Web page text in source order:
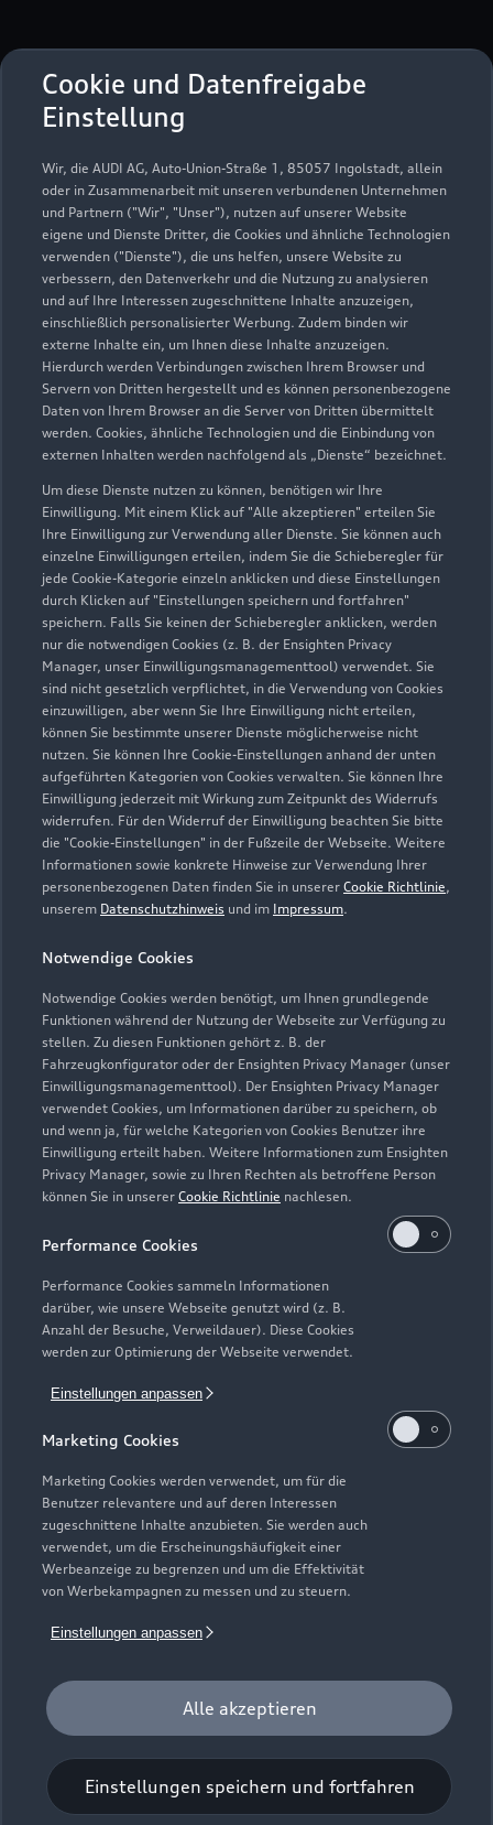
Cookie und Datenfreigabe
Einstellung
Wir, die AUDI AG, Auto-Union-Straße 1, 85057 Ingolstadt, allein
oder in Zusammenarbeit mit unseren verbundenen Unternehmen
und Partnern ("Wir", "Unser"), nutzen auf unserer Website
eigene und Dienste Dritter, die Cookies und ähnliche Technologien
verwenden ("Dienste"), die uns helfen, unsere Website zu
verbessern, den Datenverkehr und die Nutzung zu analysieren
und auf Ihre Interessen zugeschnittene Inhalte anzuzeigen,
einschließlich personalisierter Werbung. Zudem binden wir
externe Inhalte ein, um Ihnen diese Inhalte anzuzeigen.
Hierdurch werden Verbindungen zwischen Ihrem Browser und
Servern von Dritten hergestellt und es können personenbezogene
Daten von Ihrem Browser an die Server von Dritten übermittelt
werden. Cookies, ähnliche Technologien und die Einbindung von
externen Inhalten werden nachfolgend als „Dienste“ bezeichnet.
Um diese Dienste nutzen zu können, benötigen wir Ihre
Einwilligung. Mit einem Klick auf "Alle akzeptieren" erteilen Sie
Ihre Einwilligung zur Verwendung aller Dienste. Sie können auch
einzelne Einwilligungen erteilen, indem Sie die Schieberegler für
jede Cookie-Kategorie einzeln anklicken und diese Einstellungen
durch Klicken auf "Einstellungen speichern und fortfahren"
speichern. Falls Sie keinen der Schieberegler anklicken, werden
nur die notwendigen Cookies (z. B. der Ensighten Privacy
Manager, unser Einwilligungsmanagementtool) verwendet. Sie
sind nicht gesetzlich verpflichtet, in die Verwendung von Cookies
einzuwilligen, aber wenn Sie Ihre Einwilligung nicht erteilen,
können Sie bestimmte unserer Dienste möglicherweise nicht
nutzen. Sie können Ihre Cookie-Einstellungen anhand der unten
aufgeführten Kategorien von Cookies verwalten. Sie können Ihre
Einwilligung jederzeit mit Wirkung zum Zeitpunkt des Widerrufs
widerrufen. Für den Widerruf der Einwilligung beachten Sie bitte
die "Cookie-Einstellungen" in der Fußzeile der Webseite. Weitere
Informationen sowie konkrete Hinweise zur Verwendung Ihrer
personenbezogenen Daten finden Sie in unserer Cookie Richtlinie,
unserem Datenschutzhinweis und im Impressum.
Notwendige Cookies
Notwendige Cookies werden benötigt, um Ihnen grundlegende
Funktionen während der Nutzung der Webseite zur Verfügung zu
stellen. Zu diesen Funktionen gehört z. B. der
Fahrzeugkonfigurator oder der Ensighten Privacy Manager (unser
Einwilligungsmanagementtool). Der Ensighten Privacy Manager
verwendet Cookies, um Informationen darüber zu speichern, ob
und wenn ja, für welche Kategorien von Cookies Benutzer ihre
Einwilligung erteilt haben. Weitere Informationen zum Ensighten
Privacy Manager, sowie zu Ihren Rechten als betroffene Person
können Sie in unserer Cookie Richtlinie nachlesen.
Performance Cookies
Performance Cookies sammeln Informationen
darüber, wie unsere Webseite genutzt wird (z. B.
Anzahl der Besuche, Verweildauer). Diese Cookies
werden zur Optimierung der Webseite verwendet.
Einstellungen anpassen
Marketing Cookies
Marketing Cookies werden verwendet, um für die
Benutzer relevantere und auf deren Interessen
zugeschnittene Inhalte anzubieten. Sie werden auch
verwendet, um die Erscheinungshäufigkeit einer
Werbeanzeige zu begrenzen und um die Effektivität
von Werbekampagnen zu messen und zu steuern.
Einstellungen anpassen
Alle akzeptieren
Einstellungen speichern und fortfahren
Autohaus Am Chemnitz
Center
Röhrsdorfer Allee 8
09247 Chemnitz OT Röhrsdorf
03722 51555
Service-Roehrsdorf@vw-ac.de
Kontaktdaten herunterladen
Öffnungszeiten
Verkauf
Geschlossen,öffnet amMontag 08:00
Service
Geschlossen,öffnet am Montag 06:00
Zurück nach oben
Modelle
Elektromodelle
Plug-in-Hybride
Neuwagensuche
Gebrauchtwagensuche
Geschäftskunden
Service & Zubehör
Saisonale Angebote
Audi Services
Garantie
Audi digital services
myAudi
Support
Audi Code
Häufige Fragen (FAQ)
Audi Online Beratung
Online-Terminvereinbarung
Servicekontakt
Bordbuch & Bedienungsanleitungen
Verträge kündigen
Über Audi
Unternehmen
Karriere
Investor Relations
Audi erleben
© 2026 AUDI AG. Alle Rechte vorbehalten
Impressum Rechtliches
Cookie-Richtlinie
Digital Services Act
EU Data Act